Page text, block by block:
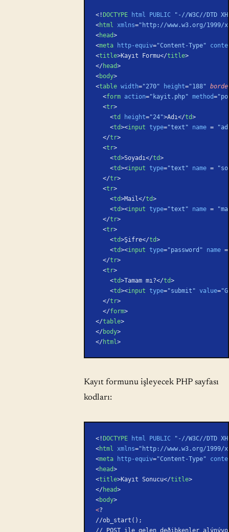
<!DOCTYPE html PUBLIC "-//W3C//DTD
<html xmlns="http://www.w3.org/1999/
<head>
<meta http-equiv="Content-Type"
<title>Kayıt Formu</title>
</head>
<body>
<table width="270" height="188"
  <
form action="kayit.php" method=
  <
tr>
    <
td height="24">Adı</td>
    <
td><input type="text" name =
  </
tr>
  <
tr>
    <
td>Soyadı</td>
    <
td><input type="text" name =
  </
tr>
  <
tr>
    <
td>Mail</td>
    <
td><input type="text" name =
  </
tr>
  <
tr>
    <
td>Şifre</td>
    <
td><input type="password" name
  </
tr>
  <
tr>
    <
td>Tamam mı?</td>
    <
td><input type="submit" value=
  </
tr>
  </
form>
</table>
</body>
</html >
Kayıt formunu işleyecek PHP sayfası
kodları:
<!DOCTYPE html PUBLIC "-//W3C//DTD
<html xmlns="http://www.w3.org/1999/
<meta http-equiv="Content-Type"
<head>
<title>Kayıt Sonucu</title>
</ head>
<body>
<?
//ob_start();
// POST ile gelen deðiþkenler